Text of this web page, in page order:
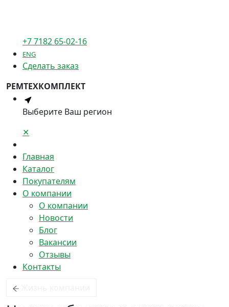
+7 7182 65-02-16
ENG
Сделать заказ
РЕМТЕХКОМПЛЕКТ
Выберите Ваш регион
✕
Главная
Каталог
Покупателям
О компании
О компании
Новости
Блог
Вакансии
Отзывы
Контакты